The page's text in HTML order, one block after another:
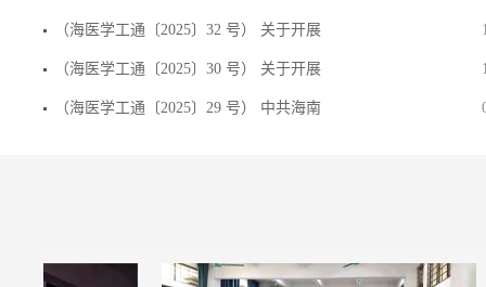
（海医学工通〔2025〕32 号） 关于开展
（海医学工通〔2025〕30 号） 关于开展
（海医学工通〔2025〕29 号） 中共海南